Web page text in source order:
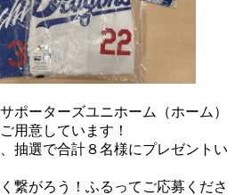
ポーターズユニホーム（ホーム）
用意しています！
抽選で合計８名様にプレゼントい
繋がろう！ふるってご応募くださ